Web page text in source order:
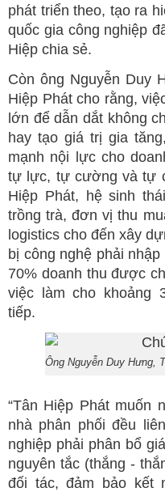
phát triển theo, tạo ra
quốc gia công nghiệp
Hiệp chia sẻ.
Còn ông Nguyễn Duy
Hiệp Phát cho rằng,
lớn để dẫn dắt không
hay tạo giá trị gia
mạnh nội lực cho
tự lực, tự cường và tự
Hiệp Phát, hệ sinh
trồng trà, đơn vị thu
logistics cho đến xây
bị công nghệ phải
70% doanh thu được
việc làm cho khoảng
tiếp.
Ông Nguyễn Duy Hưng,
“Tân Hiệp Phát muốn
nhà phân phối đều
nghiệp phải phân bổ
nguyên tắc (thắng -
đối tác, đảm bảo kết